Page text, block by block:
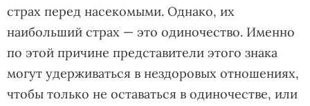
страх перед насекомыми. Однако, их
наибольший страх — это одиночество. Именно
по этой причине представители этого знака
могут удерживаться в нездоровых отношениях,
чтобы только не оставаться в одиночестве, или